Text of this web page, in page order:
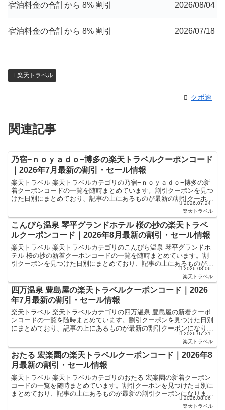
宿泊料金の合計から 8% 割引 2026/08/04
宿泊料金の合計から 8% 割引 2026/07/18
楽天トラベル
クポ速
関連記事
乃宿−ｎｏｙａｄｏ−博多の楽天トラベルクーポンコード
｜2026年7月最新の割引・セール情報
楽天トラベル 楽天トラベルカテゴリの乃宿−ｎｏｙａｄｏ−博多の新
着クーポンコードの一覧を随時まとめています。割引クーポンを見つ
けた日別にまとめており、記事の上にあるものが最新の割引クーポン
になります。ホテル・旅館宿泊の予約などで使えるクーポ...2026.07.24
楽天トラベル
こんぴら温泉 琴平グランドホテル 桜の抄の楽天トラベ
ルクーポンコード｜2026年8月最新の割引・セール情報
楽天トラベル 楽天トラベルカテゴリのこんぴら温泉 琴平グランドホ
テル 桜の抄の新着クーポンコードの一覧を随時まとめています。割
引クーポンを見つけた日別にまとめており、記事の上にあるものが最
新の割引クーポンになります。ホテル・旅館宿泊の予約な...2026.08.06
楽天トラベル
四万温泉 豊島屋の楽天トラベルクーポンコード｜2026
年7月最新の割引・セール情報
楽天トラベル 楽天トラベルカテゴリの四万温泉 豊島屋の新着クーポ
ンコードの一覧を随時まとめています。割引クーポンを見つけた日別
にまとめており、記事の上にあるものが最新の割引クーポンになりま
す。ホテル・旅館宿泊の予約などで使えるクーポンやセー...2026.07.31
楽天トラベル
おたる 宏楽園の楽天トラベルクーポンコード｜2026年8
月最新の割引・セール情報
楽天トラベル 楽天トラベルカテゴリのおたる 宏楽園の新着クーポン
コードの一覧を随時まとめています。割引クーポンを見つけた日別に
まとめており、記事の上にあるものが最新の割引クーポンになりま
す。ホテル・旅館宿泊の予約などで使えるクーポンやセール...2026.08.06
楽天トラベル